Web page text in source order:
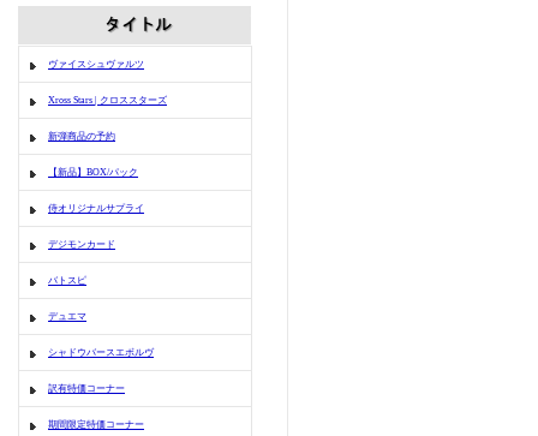
ヴァイスシュヴァルツ
Xross Stars | クロススターズ
新弾商品の予約
【新品】BOX/パック
侍オリジナルサプライ
デジモンカード
バトスピ
デュエマ
シャドウバースエボルヴ
訳有特価コーナー
期間限定特価コーナー